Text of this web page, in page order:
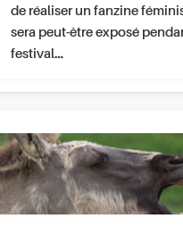
de réaliser un fanzine
sera peut-être exposé
festival…